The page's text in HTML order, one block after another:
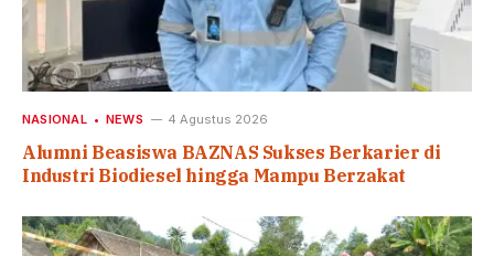
NASIONAL NEWS 4 Agustus 2026
Alumni Beasiswa BAZNAS Sukses Berkarier di
Industri Biodiesel hingga Mampu Berzakat